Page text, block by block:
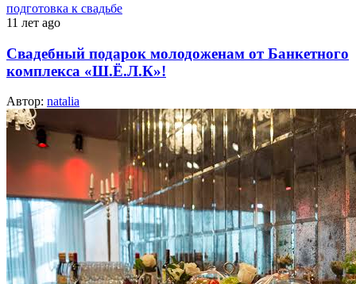
подготовка к свадьбе
11 лет ago
Свадебный подарок молодоженам от Банкетного
комплекса «Ш.Ё.Л.К»!
Автор: natalia